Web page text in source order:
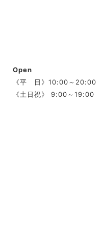
Open
《平 日》10:00～20:00
《土日祝》 9:00～19:00